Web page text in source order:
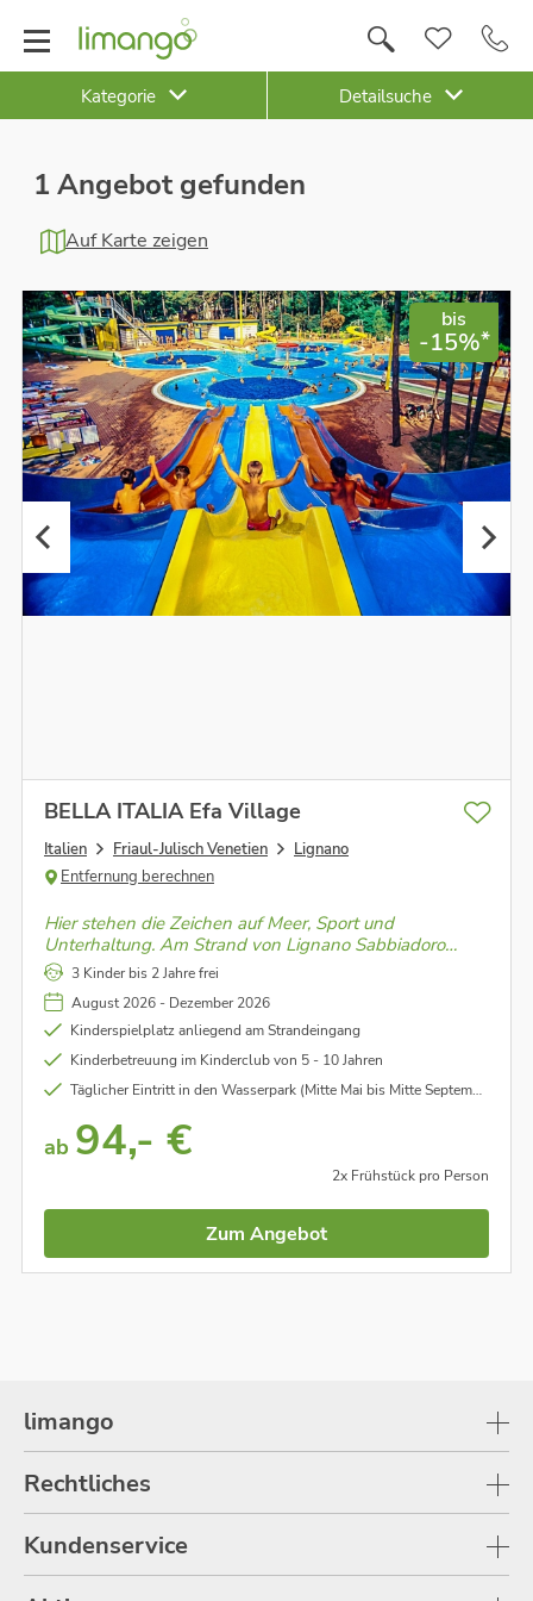
Kategorie Detailsuche
1 Angebot gefunden
Auf Karte zeigen
bis
-15%*
BELLA ITALIA Efa Village
Italien Friaul-Julisch Venetien
Lignano
Entfernung berechnen
Hier stehen die Zeichen auf Meer, Sport und
Unterhaltung. Am Strand von Lignano Sabbiadoro
erwartet Dich ein großer Wasserpark mit
Wasserrutschen, zwei Olympia-Schwimmbecken, eine
Sporthalle und Outdoor-Sportanlagen.
3 Kinder bis 2 Jahre frei
August 2026 - Dezember 2026
Kinderspielplatz anliegend am Strandeingang
Kinderbetreuung im Kinderclub von 5 - 10 Jahren
Täglicher Eintritt in den Wasserpark (Mitte Mai bis Mitte September: )
ab 94,- €
2x Frühstück pro Person
Zum Angebot
limango
Rechtliches
Kundenservice